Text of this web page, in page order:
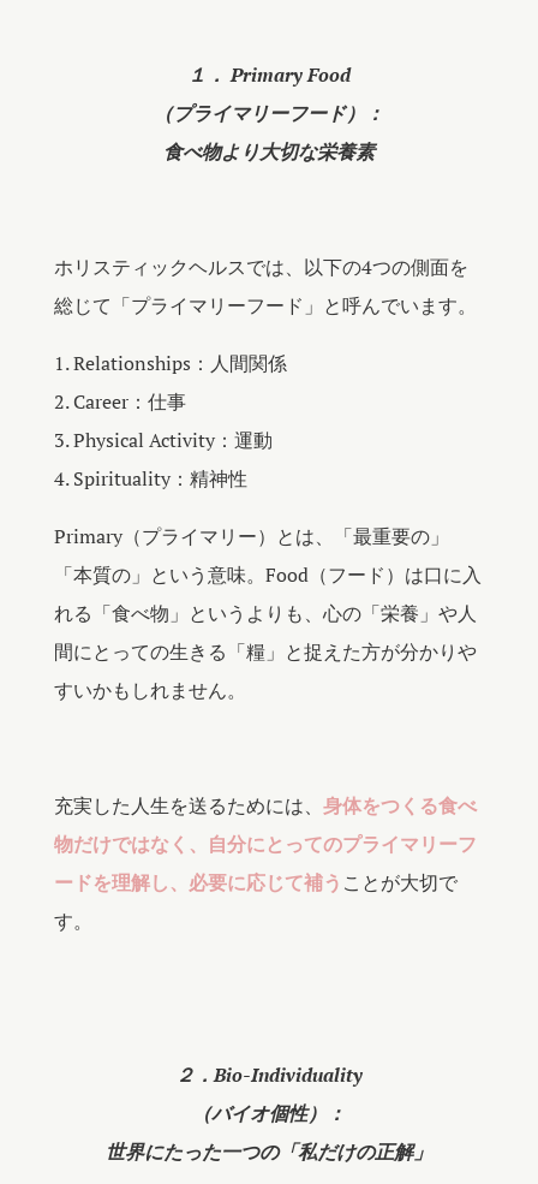
１． Primary Food
（プライマリーフード）：
食べ物より大切な栄養素
ホリスティックヘルスでは、以下の4つの側面を
総じて「プライマリーフード」と呼んでいます。
1. Relationships：人間関係
2. Career：仕事
3. Physical Activity：運動
4. Spirituality：精神性
Primary（プライマリー）とは、「最重要の」
「本質の」という意味。Food（フード）は口に入
れる「食べ物」というよりも、心の「栄養」や人
間にとっての生きる「糧」と捉えた方が分かりや
すいかもしれません。
充実した人生を送るためには、 身体をつくる食べ
物だけではなく、自分にとってのプライマリーフ
ードを理解し、必要に応じて補う ことが大切で
す。
２．Bio-Individuality
（バイオ個性）：
世界にたった一つの「私だけの正解」